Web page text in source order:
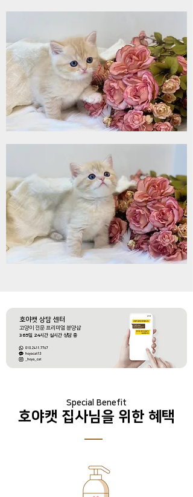
호야캣 상담 센터
​고양이 전문 프리미엄 분양샵
365일 24시간 실시간 상담 중
Special Benefit
호야캣 집사님을 위한 혜택